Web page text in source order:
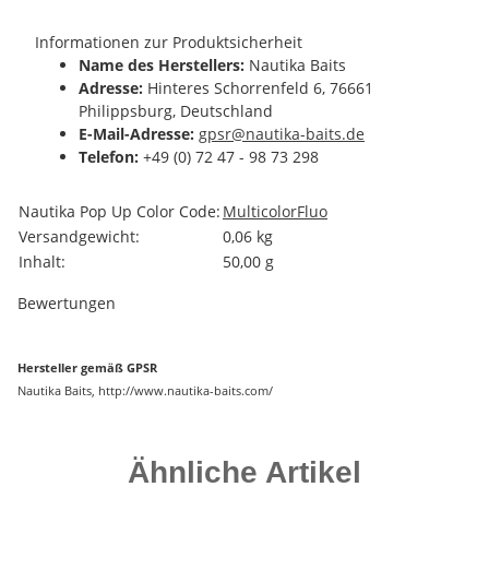
Informationen zur Produktsicherheit
Name des Herstellers: Nautika Baits
Adresse: Hinteres Schorrenfeld 6, 76661
Philippsburg, Deutschland
E-Mail-Adresse: gpsr@nautika-baits.de
Telefon: +49 (0) 72 47 - 98 73 298
Produkteigenschaft
Wert
Nautika Pop Up Color Code: MulticolorFluo
Versandgewicht:
0,06 kg
Inhalt:
50,00 g
Bewertungen
Hersteller gemäß GPSR
Nautika Baits, http://www.nautika-baits.com/
Ähnliche Artikel